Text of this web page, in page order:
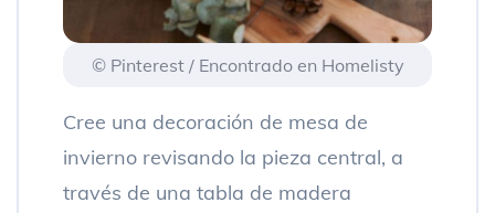
© Pinterest / Encontrado en Homelisty
Cree una decoración de mesa de
invierno revisando la pieza central, a
través de una tabla de madera